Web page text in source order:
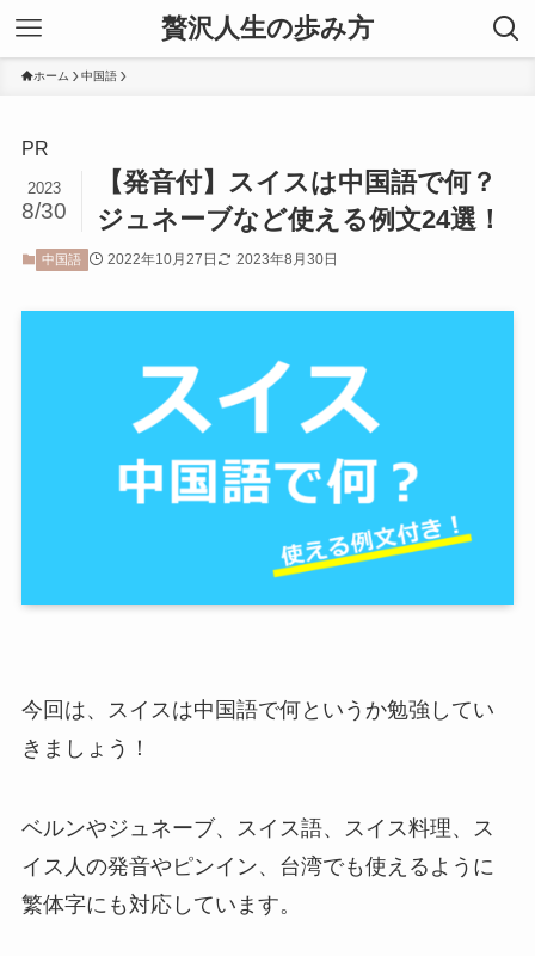
贅沢人生の歩み方
ホーム 中国語
PR
【発音付】スイスは中国語で何？
ジュネーブなど使える例文24選！
2023
8/30
中国語 2022年10月27日 2023年8月30日
今回は、スイスは中国語で何というか勉強してい
きましょう！
ベルンやジュネーブ、スイス語、スイス料理、ス
イス人の発音やピンイン、台湾でも使えるように
繁体字にも対応しています。